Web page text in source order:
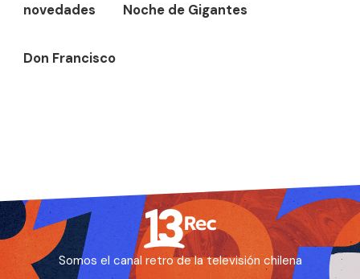
novedades Noche de Gigantes
Don Francisco
Somos el canal retro de la televisión chilena